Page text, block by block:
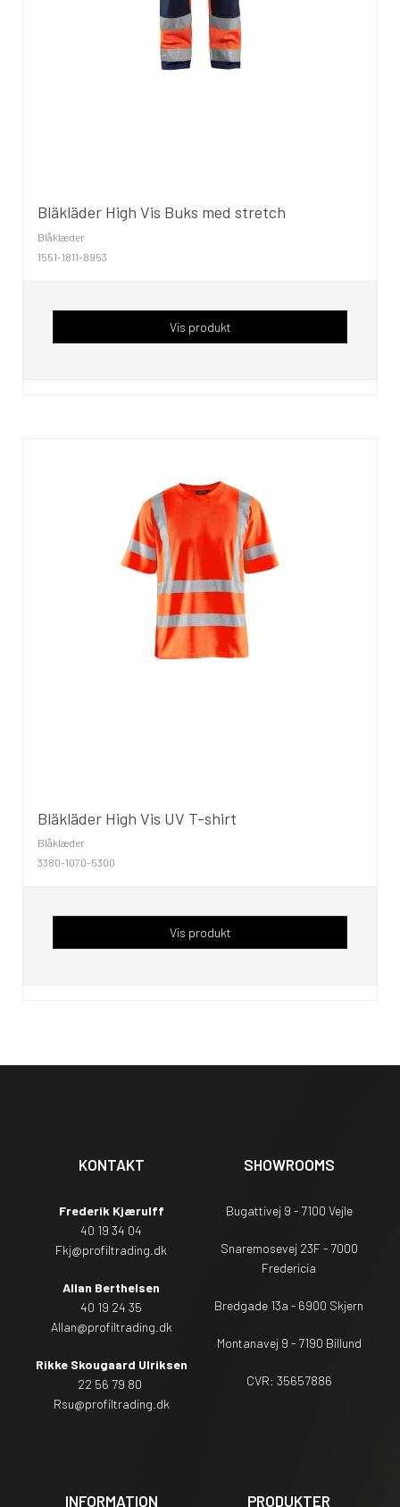
Bläkläder High Vis Buks med stretch
Blåklæder
1551-1811-8953
Vis produkt
Bläkläder High Vis UV T-shirt
Blåklæder
3380-1070-5300
Vis produkt
KONTAKT
Frederik Kjærulff
40 19 34 04
Fkj@profiltrading.dk
Allan Berthelsen
40 19 24 35
Allan@profiltrading.dk
Rikke Skougaard Ulriksen
22 56 79 80
Rsu@profiltrading.dk
SHOWROOMS
Bugattivej 9 - 7100 Vejle
Snaremosevej 23F - 7000
Fredericia
Bredgade 13a - 6900 Skjern
Montanavej 9 - 7190 Billund
CVR: 35657886
INFORMATION PRODUKTER